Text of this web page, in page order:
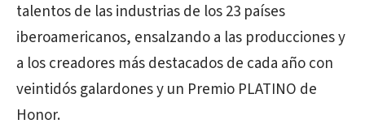
talentos de las industrias de los 23 países
iberoamericanos, ensalzando a las producciones y
a los creadores más destacados de cada año con
veintidós galardones y un Premio PLATINO de
Honor.